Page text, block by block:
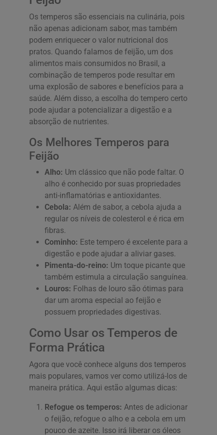
Os temperos são essenciais na culinária, pois
não apenas adicionam sabor, mas também
podem enriquecer o valor nutricional dos
pratos. Quando falamos de feijão, um dos
alimentos mais consumidos no Brasil, a
combinação de temperos pode resultar em
uma explosão de sabores e benefícios para a
saúde. Além disso, a escolha do tempero certo
pode ajudar a potencializar a digestão e a
absorção de nutrientes.
Os Melhores Temperos para
Feijão
Alho: Um clássico que não pode faltar. O
alho é conhecido por suas propriedades
anti-inflamatórias e antioxidantes.
Cebola: Além de sabor, a cebola ajuda a
regular os níveis de colesterol e é rica em
fibras.
Cominho: Este tempero é excelente para a
digestão e pode ajudar a aliviar gases.
Pimenta-do-reino: Um toque picante que
também estimula a circulação sanguínea.
Louros: Folhas de louro são ótimas para
dar um aroma especial ao feijão e
possuem propriedades digestivas.
Como Usar os Temperos de
Forma Prática
Agora que você conhece alguns dos temperos
mais populares, vamos ver como utilizá-los de
maneira prática. Aqui estão algumas dicas:
Refogue os temperos: Antes de adicionar
o feijão, refogue o alho e a cebola em um
pouco de azeite. Isso irá liberar os óleos